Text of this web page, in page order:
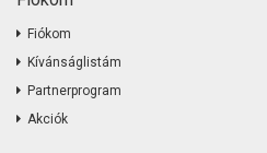
Fiókom
Kívánságlistám
Partnerprogram
Akciók